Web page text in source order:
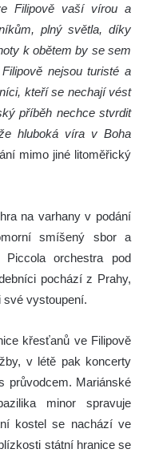
Filipově vaší vírou a
plný světla, díky
k obětem by se sem
nejsou turisté a
kteří se nechají vést
příběh nechce stvrdit
hluboká víra v Boha
mimo jiné litoměřický
na varhany v podání
smíšený sbor a
orchestra pod
pochází z Prahy,
své vystoupení.
křesťanů ve Filipově
v létě pak koncerty
průvodcem. Mariánské
minor spravuje
kostel se nachází ve
státní hranice se